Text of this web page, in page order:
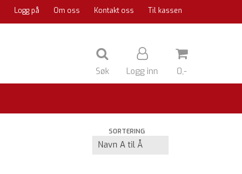
Logg på Om oss Kontakt oss Til kassen
Søk Logg inn 0,-
SORTERING